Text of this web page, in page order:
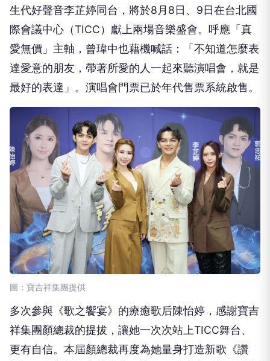
生代好聲音李芷婷同台，將於8月8日、9日在台北國
際會議中心（TICC）獻上兩場音樂盛會。呼應「真
愛無價」主軸，曾瑋中也藉機喊話：「不知道怎麼表
達愛意的朋友，帶著所愛的人一起來聽演唱會，就是
最好的表達」。演唱會門票已於年代售票系統啟售。
圖：寶吉祥集團提供
多次參與《歌之饗宴》的療癒歌后陳怡婷，感謝寶吉
祥集團顏總裁的提拔，讓她一次次站上TICC舞台、
更有自信。本屆顏總裁再度為她量身打造新歌《讚